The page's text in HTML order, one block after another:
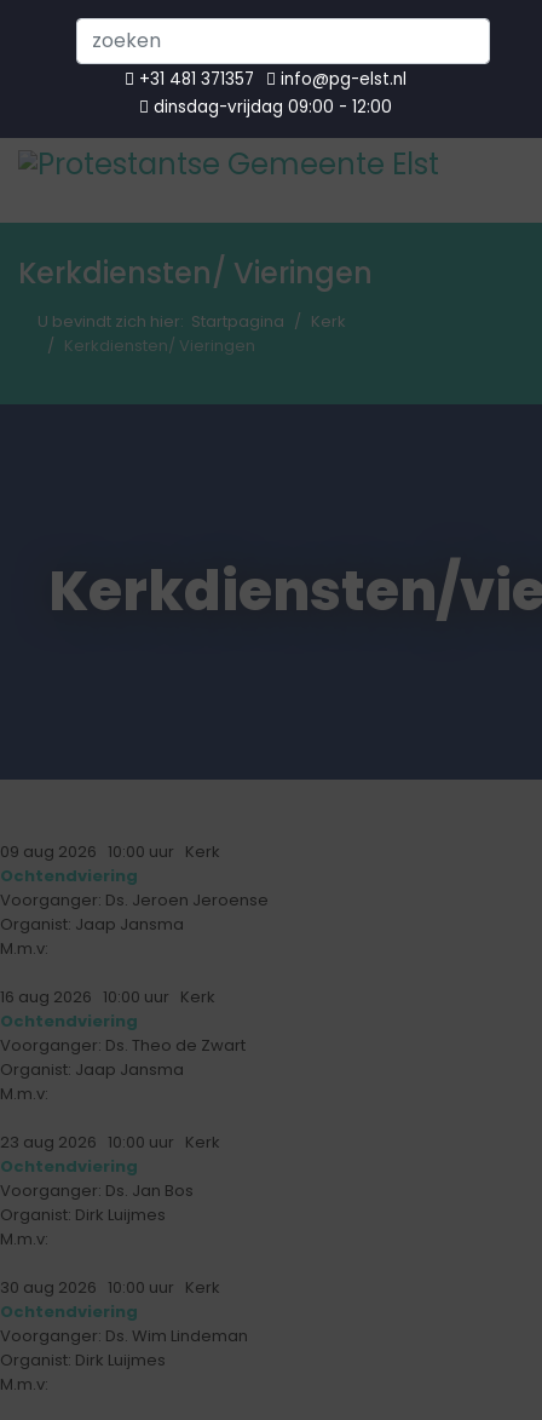
...
+31 481 371357
info@pg-elst.nl
dinsdag-vrijdag 09:00 - 12:00
Kerkdiensten/ Vieringen
U bevindt zich hier: Startpagina
Kerk
Kerkdiensten/ Vieringen
Kerkdiensten/
09 aug 2026 10:00 uur Kerk
Ochtendviering
Voorganger: Ds. Jeroen Jeroense
Organist: Jaap Jansma
M.m.v:
16 aug 2026 10:00 uur Kerk
Ochtendviering
Voorganger: Ds. Theo de Zwart
Organist: Jaap Jansma
M.m.v:
23 aug 2026 10:00 uur Kerk
Ochtendviering
Voorganger: Ds. Jan Bos
Organist: Dirk Luijmes
M.m.v:
30 aug 2026 10:00 uur Kerk
Ochtendviering
Voorganger: Ds. Wim Lindeman
Organist: Dirk Luijmes
M.m.v: